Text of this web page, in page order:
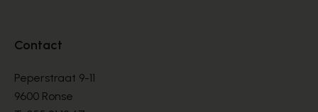
Contact
Peperstraat 9-11
9600 Ronse